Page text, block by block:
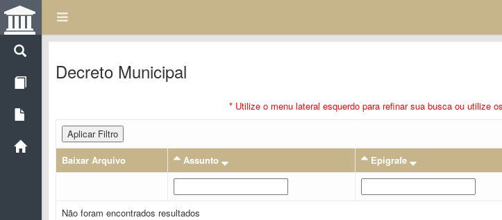
Decreto Municipal
* Utilize o menu lateral esquerdo para refinar sua busca ou utilize
Aplicar Filtro
Baixar Arquivo
Assunto Epigrafe
Não foram encontrados resultados